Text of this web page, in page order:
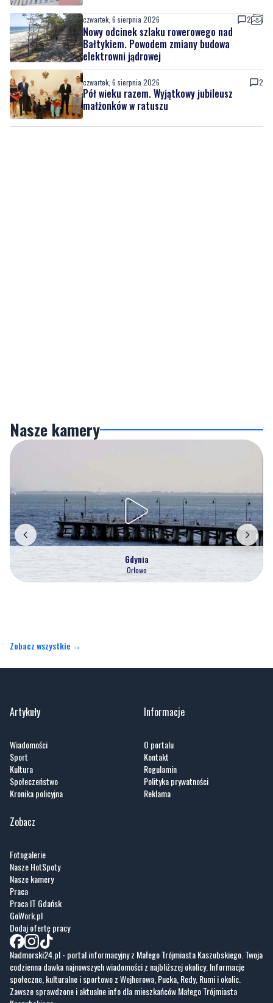
czwartek, 6 sierpnia 2026 2
Nowy odcinek szlaku rowerowego nad
Bałtykiem. Powodem zmiany budowa
elektrowni jądrowej
czwartek, 6 sierpnia 2026 2
Pół wieku razem. Wyjątkowy jubileusz
małżonków w ratuszu
Nasze kamery
Gdynia
Orłowo
Zobacz wszystkie →
Artykuły
Wiadomości
Sport
Kultura
Społeczeństwo
Kronika policyjna
Informacje
O portalu
Kontakt
Regulamin
Polityka prywatności
Reklama
Zobacz
Fotogalerie
Nasze HotSpoty
Nasze kamery
Praca
Praca IT Gdańsk
GoWork.pl
Dodaj ofertę pracy
Nadmorski24.pl - portal informacyjny z Małego Trójmiasta Kaszubskiego. Twoja
codzienna dawka najnowszych wiadomości z najbliższej okolicy. Informacje
społeczne, kulturalne i sportowe z Wejherowa, Pucka, Redy, Rumi i okolic.
Zawsze sprawdzone i aktualne info dla mieszkańców Małego Trójmiasta